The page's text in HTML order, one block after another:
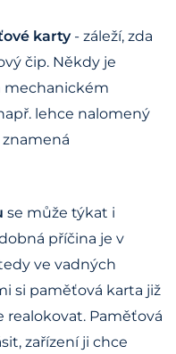
karty- záleží, zda
čip. Někdy je
mechanickém
lehce nalomený
znamená
se může týkat i
příčina je v
ve vadných
si paměťová karta již
realokovat. Paměťová
zařízení ji chce